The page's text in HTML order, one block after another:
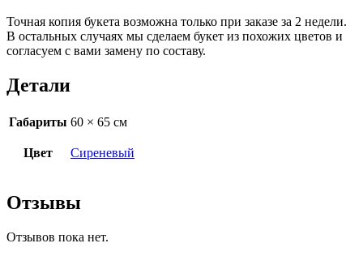
Точная копия букета возможна только при заказе за 2 недели.
В остальных случаях мы сделаем букет из похожих цветов и
согласуем с вами замену по составу.
Детали
Габариты 60 × 65 см
Цвет Сиреневый
Отзывы
Отзывов пока нет.